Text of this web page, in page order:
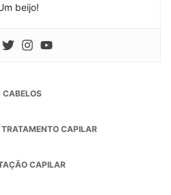
beijo!
CABELOS
TRATAMENTO CAPILAR
CAPILAR